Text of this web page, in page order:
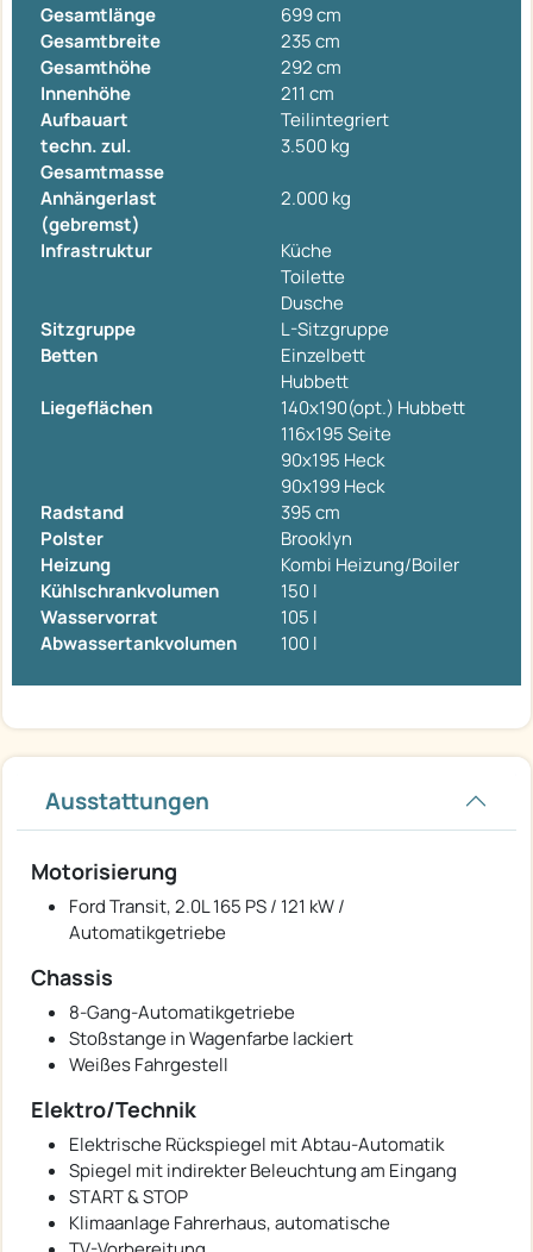
Gesamtlänge
699 cm
Gesamtbreite
235 cm
Gesamthöhe
292 cm
Innenhöhe
211 cm
Aufbauart
Teilintegriert
techn. zul.
Gesamtmasse
3.500 kg
Anhängerlast
(gebremst)
2.000 kg
Infrastruktur
Küche
Toilette
Dusche
Sitzgruppe
L-Sitzgruppe
Betten
Einzelbett
Hubbett
Liegeflächen
140x190(opt.) Hubbett
116x195 Seite
90x195 Heck
90x199 Heck
Radstand
395 cm
Polster
Brooklyn
Heizung
Kombi Heizung/Boiler
Kühlschrankvolumen
150 l
Wasservorrat
105 l
Abwassertankvolumen
100 l
Ausstattungen
Motorisierung
Ford Transit, 2.0L 165 PS / 121 kW /
Automatikgetriebe
Chassis
8-Gang-Automatikgetriebe
Stoßstange in Wagenfarbe lackiert
Weißes Fahrgestell
Elektro/Technik
Elektrische Rückspiegel mit Abtau-Automatik
Spiegel mit indirekter Beleuchtung am Eingang
START & STOP
Klimaanlage Fahrerhaus, automatische